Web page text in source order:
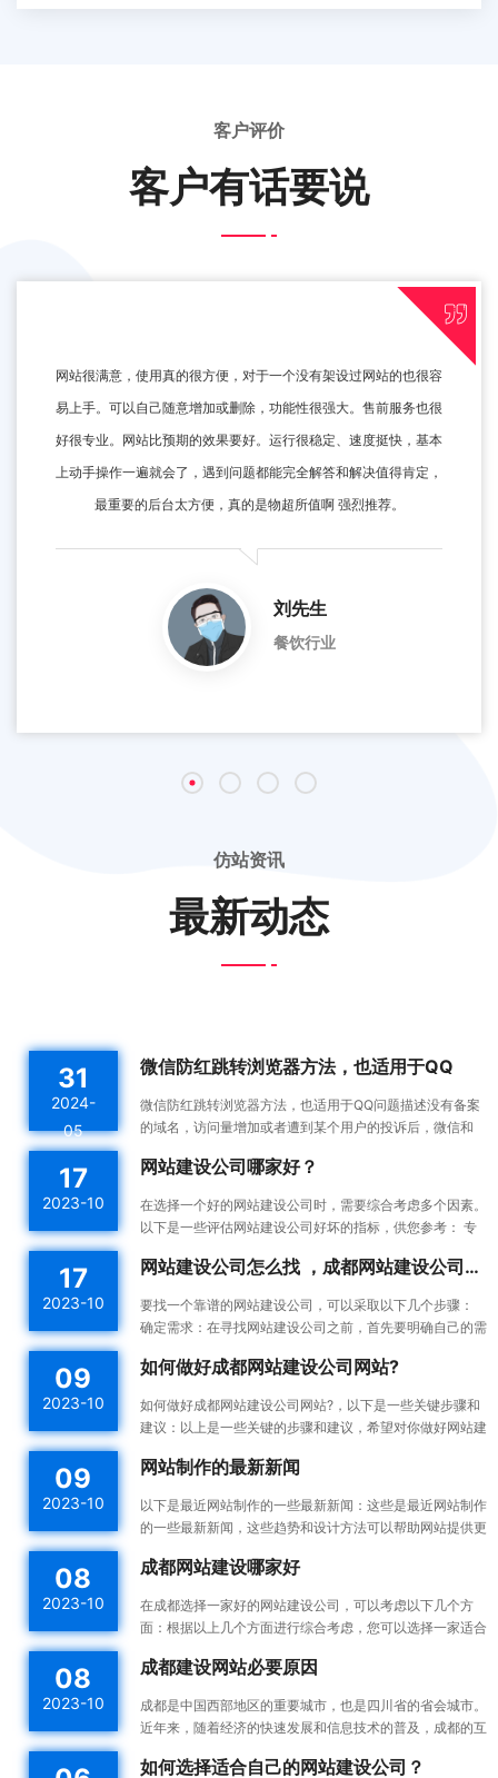
客户评价
客户有话要说
网站很满意，使用真的很方便，对于一个没有架设过网站的也很容
易上手。可以自己随意增加或删除，功能性很强大。售前服务也很
好很专业。网站比预期的效果要好。运行很稳定、速度挺快，基本
上动手操作一遍就会了，遇到问题都能完全解答和解决值得肯定，
最重要的后台太方便，真的是物超所值啊 强烈推荐。
刘先生
餐饮行业
仿站资讯
最新动态
31
2024-
05
微信防红跳转浏览器方法，也适用于QQ
微信防红跳转浏览器方法，也适用于QQ问题描述没有备案
的域名，访问量增加或者遭到某个用户的投诉后，微信和
单。这...
17
2023-10
网站建设公司哪家好？
在选择一个好的网站建设公司时，需要综合考虑多个因素。
以下是一些评估网站建设公司好坏的指标，供您参考： 专
17
2023-10
网站建设公司怎么找 ，成都网站建设公司做网站靠谱吗
要找一个靠谱的网站建设公司，可以采取以下几个步骤：
确定需求：在寻找网站建设公司之前，首先要明确自己的需
09
2023-10
如何做好成都网站建设公司网站?
如何做好成都网站建设公司网站?，以下是一些关键步骤和
建议：以上是一些关键的步骤和建议，希望对你做好网站建
你的...
09
2023-10
网站制作的最新新闻
以下是最近网站制作的一些最新新闻：这些是最近网站制作
的一些最新新闻，这些趋势和设计方法可以帮助网站提供更
计：...
08
2023-10
成都网站建设哪家好
在成都选择一家好的网站建设公司，可以考虑以下几个方
面：根据以上几个方面进行综合考虑，您可以选择一家适合
公司进...
08
2023-10
成都建设网站必要原因
成都是中国西部地区的重要城市，也是四川省的省会城市。
近年来，随着经济的快速发展和信息技术的普及，成都的互
引更...
如何选择适合自己的网站建设公司？